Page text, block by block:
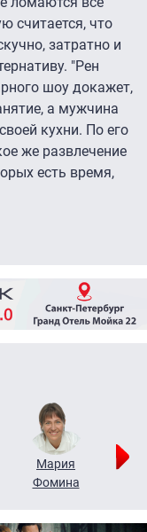
считается, что
затратно и
"Рен
шоу докажет,
а мужчина
кухни. По его
же развлечение
есть время,
Мария
Фомина